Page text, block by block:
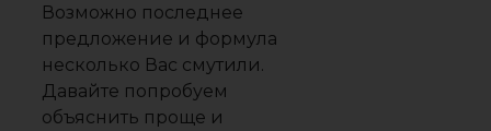
Возможно последнее
предложение и формула
несколько Вас смутили.
Давайте попробуем
объяснить проще и